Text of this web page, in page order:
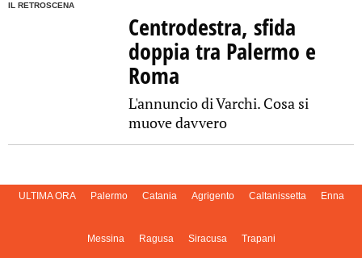
IL RETROSCENA
Centrodestra, sfida
doppia tra Palermo e
Roma
L'annuncio di Varchi. Cosa si
muove davvero
ULTIMA ORA Palermo Catania Agrigento Caltanissetta Enna
Messina Ragusa Siracusa Trapani